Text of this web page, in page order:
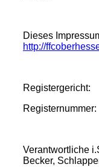
Dieses
http://
Verantwortliche
Becker,